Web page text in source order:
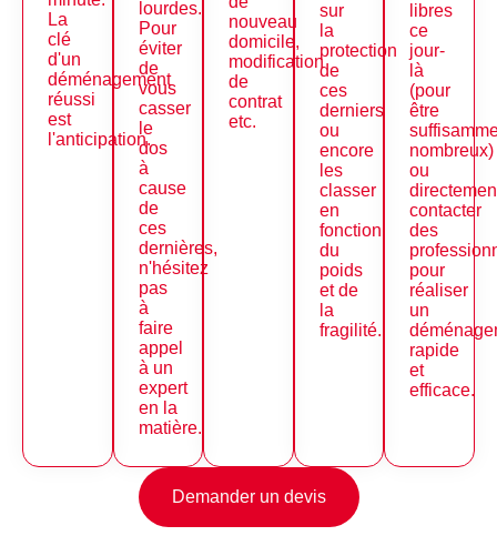
La
clé
d'un
déménagement
réussi
est
l'anticipation.
lourdes.
Pour
éviter
de
vous
casser
le
dos
à
cause
de
ces
dernières,
n'hésitez
pas
à
faire
appel
à un
expert
en la
matière.
nouveau
domicile,
modification
de
contrat
etc.
sur
la
protection
de
ces
derniers
ou
encore
les
classer
en
fonction
du
poids
et de
la
fragilité.
libres
ce
jour-
là
(pour
être
nombreux)
ou
contacter
des
pour
réaliser
un
rapide
et
efficace.
Demander un devis